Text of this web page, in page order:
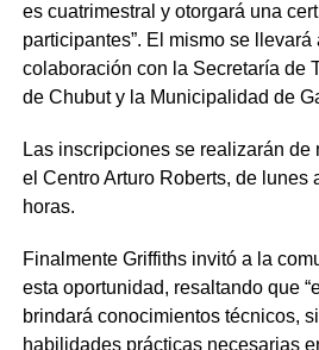
es cuatrimestral y otorgará una
participantes”. El mismo se llevará
colaboración con la Secretaría de
de Chubut y la Municipalidad de
Las inscripciones se realizarán de
el Centro Arturo Roberts, de lunes
horas.
Finalmente Griffiths invitó a la
esta oportunidad, resaltando que
brindará conocimientos técnicos,
habilidades prácticas necesarias